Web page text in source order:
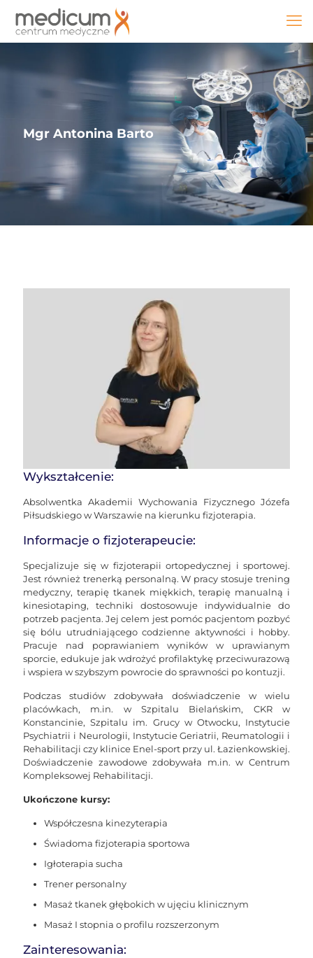
Mgr Antonina Barto
Wykształcenie:
Absolwentka Akademii Wychowania Fizycznego Józefa
Piłsudskiego w Warszawie na kierunku fizjoterapia.
Informacje o fizjoterapeucie:
Specjalizuje się w fizjoterapii ortopedycznej i sportowej.
Jest również trenerką personalną. W pracy stosuje trening
medyczny, terapię tkanek miękkich, terapię manualną i
kinesiotaping, techniki dostosowuje indywidualnie do
potrzeb pacjenta. Jej celem jest pomóc pacjentom pozbyć
się bólu utrudniającego codzienne aktywności i hobby.
Pracuje nad poprawianiem wyników w uprawianym
sporcie, edukuje jak wdrożyć profilaktykę przeciwurazową
i wspiera w szybszym powrocie do sprawności po kontuzji.
Podczas studiów zdobywała doświadczenie w wielu
placówkach, m.in. w Szpitalu Bielańskim, CKR w
Konstancinie, Szpitalu im. Grucy w Otwocku, Instytucie
Psychiatrii i Neurologii, Instytucie Geriatrii, Reumatologii i
Rehabilitacji czy klinice Enel-sport przy ul. Łazienkowskiej.
Doświadczenie zawodowe zdobywała m.in. w Centrum
Kompleksowej Rehabilitacji.
Ukończone kursy:
Współczesna kinezyterapia
Świadoma fizjoterapia sportowa
Igłoterapia sucha
Trener personalny
Masaż tkanek głębokich w ujęciu klinicznym
Masaż I stopnia o profilu rozszerzonym
Zainteresowania: